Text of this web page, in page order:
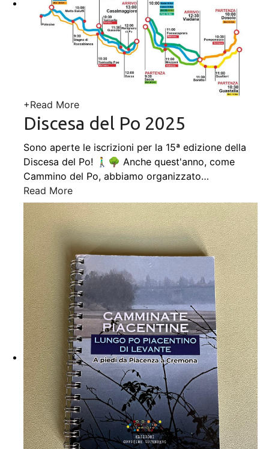
+Read More
Discesa del Po 2025
Sono aperte le iscrizioni per la 15ª edizione della
Discesa del Po! 🚶‍♂️🌳 Anche quest'anno, come
Cammino del Po, abbiamo organizzato…
Read More